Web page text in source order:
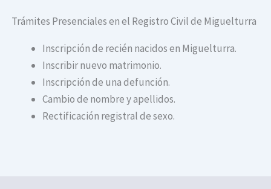
Trámites Presenciales en el Registro Civil de Miguelturra
Inscripción de recién nacidos en Miguelturra.
Inscribir nuevo matrimonio.
Inscripción de una defunción.
Cambio de nombre y apellidos.
Rectificación registral de sexo.